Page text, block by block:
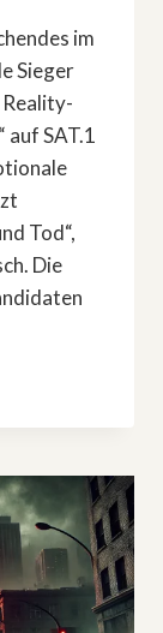
im
Sieger
auf SAT.1
Tod“,
Die